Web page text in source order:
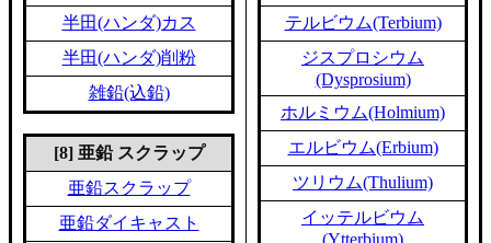
半田(ハンダ)カス
半田(ハンダ)削粉
雑鉛(込鉛)
[8] 亜鉛 スクラップ
亜鉛スクラップ
亜鉛ダイキャスト
テルビウム(Terbium)
ジスプロシウム
(Dysprosium)
ホルミウム(Holmium)
エルビウム(Erbium)
ツリウム(Thulium)
イッテルビウム
(Ytterbium)